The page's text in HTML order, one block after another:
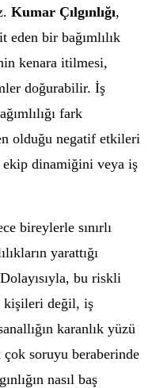
Kumar Çılgınlığı,
bir bağımlılık
kenara itilmesi,
doğurabilir. İş
fark
olduğu negatif etkileri
ekip dinamiğini veya iş
bireylerle sınırlı
yarattığı
bu riskli
kişileri değil, iş
karanlık yüzü
çok soruyu beraberinde
nasıl baş